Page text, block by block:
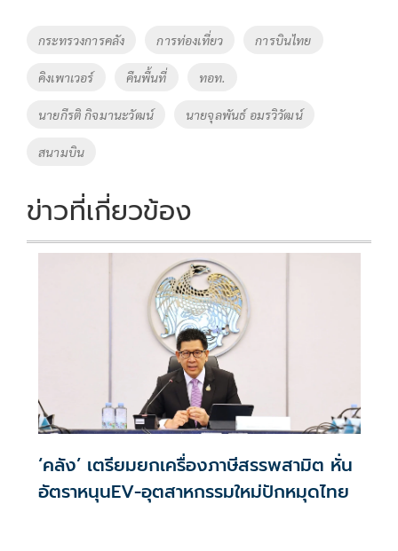
Tags
กระทรวงการคลัง การท่องเที่ยว การบินไทย
คิงเพาเวอร์ คืนพื้นที่ ทอท.
นายกีรติ กิจมานะวัฒน์ นายจุลพันธ์ อมรวิวัฒน์
สนามบิน
ข่าวที่เกี่ยวข้อง
‘คลัง’ เตรียมยกเครื่องภาษีสรรพสามิต หั่น
อัตราหนุนEV-อุตสาหกรรมใหม่ปักหมุดไทย